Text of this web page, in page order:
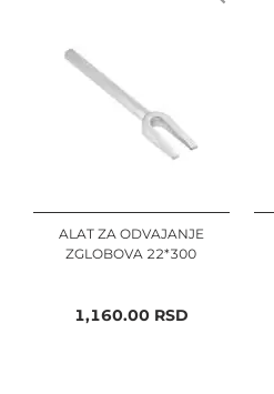
ALAT ZA ODVAJANJE
ZGLOBOVA 22*300
1,160.00RSD